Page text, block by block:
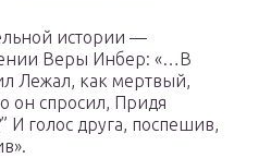
истории —
Веры Инбер: «…В
Лежал, как мертвый,
он спросил, Придя
И голос друга, поспешив,